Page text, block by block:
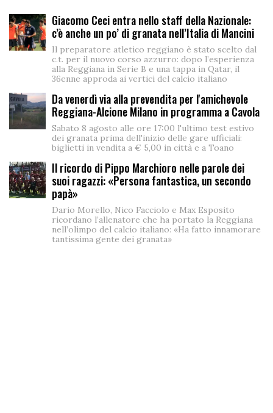
Giacomo Ceci entra nello staff della Nazionale:
c’è anche un po’ di granata nell’Italia di Mancini
Il preparatore atletico reggiano è stato scelto dal
c.t. per il nuovo corso azzurro: dopo l’esperienza
alla Reggiana in Serie B e una tappa in Qatar, il
36enne approda ai vertici del calcio italiano
Da venerdì via alla prevendita per l'amichevole
Reggiana-Alcione Milano in programma a Cavola
Sabato 8 agosto alle ore 17:00 l'ultimo test estivo
dei granata prima dell'inizio delle gare ufficiali:
biglietti in vendita a € 5,00 in città e a Toano
Il ricordo di Pippo Marchioro nelle parole dei
suoi ragazzi: «Persona fantastica, un secondo
papà»
Dario Morello, Nico Facciolo e Max Esposito
ricordano l’allenatore che ha portato la Reggiana
nell’olimpo del calcio italiano: «Ha fatto innamorare
tantissima gente dei granata»